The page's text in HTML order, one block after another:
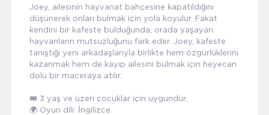
Joey, ailesinin hayvanat bahçesine kapatıldığını
düşünerek onları bulmak için yola koyulur. Fakat
kendini bir kafeste bulduğunda, orada yaşayan
hayvanların mutsuzluğunu fark eder. Joey, kafeste
tanıştığı yeni arkadaşlarıyla birlikte hem özgürlüklerini
kazanmak hem de kayıp ailesini bulmak için heyecan
dolu bir maceraya atılır.
🎟 3 yaş ve üzeri çocuklar için uygundur.
🌍 Oyun dili: İngilizce